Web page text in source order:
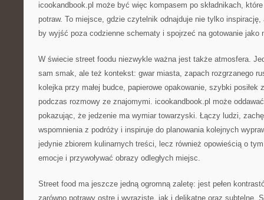
icookandbook.pl może być więc kompasem po składnikach,
potraw. To miejsce, gdzie czytelnik odnajduje nie tylko
by wyjść poza codzienne schematy i spojrzeć na gotowanie jako
W świecie street foodu niezwykle ważna jest także atmosfera.
sam smak, ale też kontekst: gwar miasta, zapach rozgrzanego
kolejka przy małej budce, papierowe opakowanie, szybki posiłek
podczas rozmowy ze znajomymi. icookandbook.pl może
pokazując, że jedzenie ma wymiar towarzyski. Łączy ludzi,
wspomnienia z podróży i inspiruje do planowania kolejnych
jedynie zbiorem kulinarnych treści, lecz również opowieścią o
emocje i przywoływać obrazy odległych miejsc.
Street food ma jeszcze jedną ogromną zaletę: jest pełen
zarówno potrawy ostre i wyraziste, jak i delikatne oraz subtelne.